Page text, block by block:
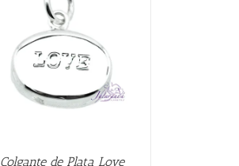
Colgante de Plata Love